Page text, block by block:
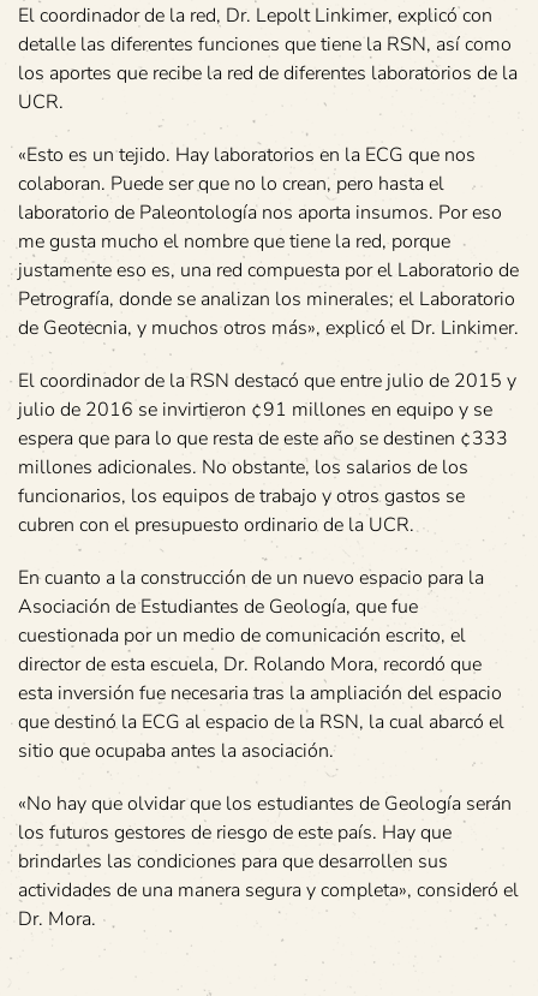
El coordinador de la red, Dr. Lepolt Linkimer, explicó con
detalle las diferentes funciones que tiene la RSN, así como
los aportes que recibe la red de diferentes laboratorios de la
UCR.
«Esto es un tejido. Hay laboratorios en la ECG que nos
colaboran. Puede ser que no lo crean, pero hasta el
laboratorio de Paleontología nos aporta insumos. Por eso
me gusta mucho el nombre que tiene la red, porque
justamente eso es, una red compuesta por el Laboratorio de
Petrografía, donde se analizan los minerales; el Laboratorio
de Geotecnia, y muchos otros más», explicó el Dr. Linkimer.
El coordinador de la RSN destacó que entre julio de 2015 y
julio de 2016 se invirtieron ¢91 millones en equipo y se
espera que para lo que resta de este año se destinen ¢333
millones adicionales. No obstante, los salarios de los
funcionarios, los equipos de trabajo y otros gastos se
cubren con el presupuesto ordinario de la UCR.
En cuanto a la construcción de un nuevo espacio para la
Asociación de Estudiantes de Geología, que fue
cuestionada por un medio de comunicación escrito, el
director de esta escuela, Dr. Rolando Mora, recordó que
esta inversión fue necesaria tras la ampliación del espacio
que destinó la ECG al espacio de la RSN, la cual abarcó el
sitio que ocupaba antes la asociación.
«No hay que olvidar que los estudiantes de Geología serán
los futuros gestores de riesgo de este país. Hay que
brindarles las condiciones para que desarrollen sus
actividades de una manera segura y completa», consideró el
Dr. Mora.